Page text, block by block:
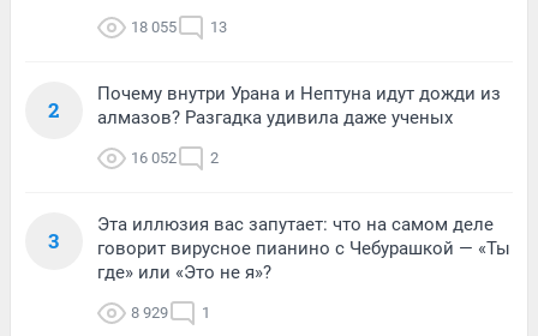
18 055 13
2
Почему внутри Урана и Нептуна идут дожди из
алмазов? Разгадка удивила даже ученых
16 052 2
3
Эта иллюзия вас запутает: что на самом деле
говорит вирусное пианино с Чебурашкой — «Ты
где» или «Это не я»?
8 929 1